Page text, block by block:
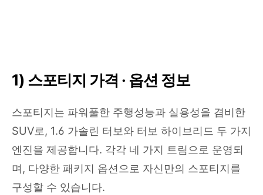
1) 스포티지 가격 · 옵션 정보
스포티지는 파워풀한 주행성능과 실용성을 겸비한
SUV로, 1.6 가솔린 터보와 터보 하이브리드 두 가지
엔진을 제공합니다. 각각 네 가지 트림으로 운영되
며, 다양한 패키지 옵션으로 자신만의 스포티지를
구성할 수 있습니다.